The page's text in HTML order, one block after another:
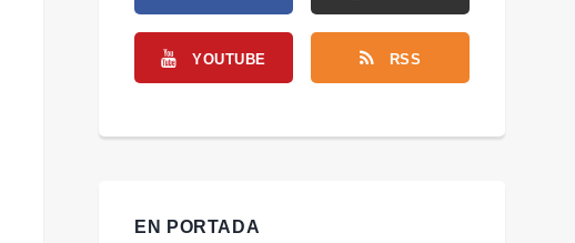
YOUTUBE RSS
EN PORTADA